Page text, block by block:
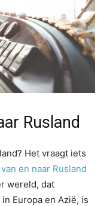
Rusland
Het vraagt iets
en naar Rusland
wereld, dat
Europa en Azië, is